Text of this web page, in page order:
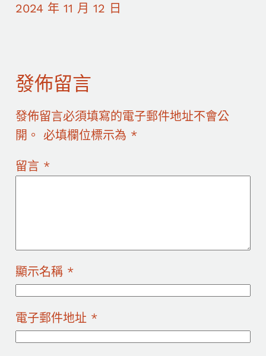
2024 年 11 月 12 日
發佈留言
發佈留言必須填寫的電子郵件地址不會公
開。 必填欄位標示為 *
留言 *
顯示名稱 *
電子郵件地址 *